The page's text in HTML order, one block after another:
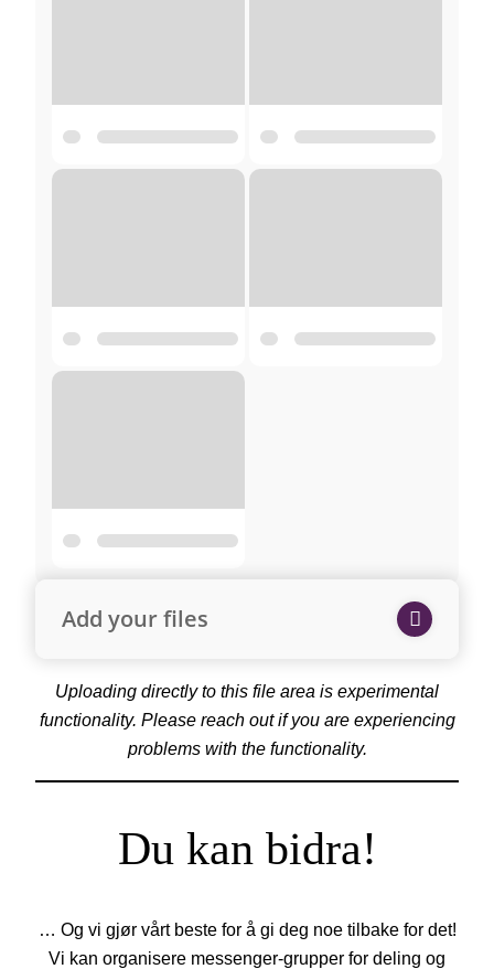
Add your files
Uploading directly to this file area is experimental
functionality. Please reach out if you are experiencing
problems with the functionality.
Du kan bidra!
… Og vi gjør vårt beste for å gi deg noe tilbake for det!
Vi kan organisere messenger-grupper for deling og